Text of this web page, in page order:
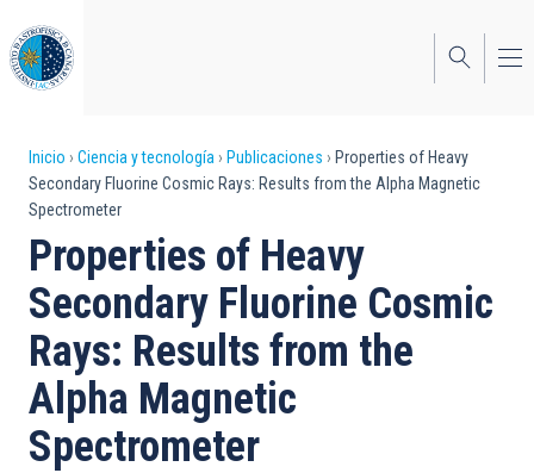
al
contenido
principal
Sobrescribir
enlaces
de
ayuda
a
la
navegación
Inicio Ciencia y tecnología Publicaciones
Properties of Heavy
Secondary Fluorine Cosmic Rays: Results from the Alpha Magnetic
Spectrometer
Properties of Heavy
Secondary Fluorine Cosmic
Rays: Results from the
Alpha Magnetic
Spectrometer